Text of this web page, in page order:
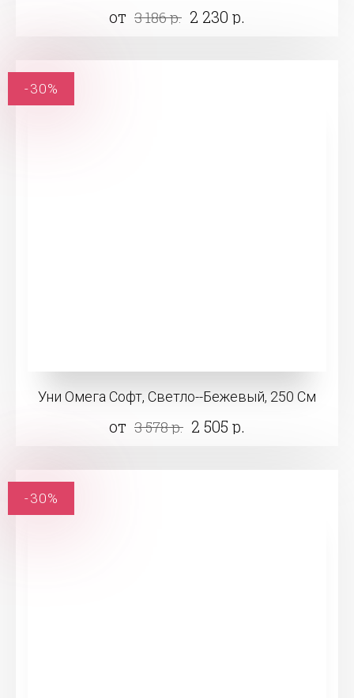
от 3 186 р. 2 230 р.
Уни Омега Софт, Светло--Бежевый, 250 См
от 3 578 р. 2 505 р.
-30%
-30%